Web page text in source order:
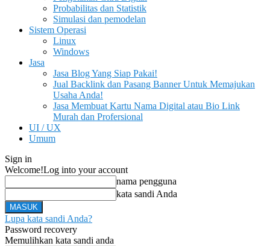
Probabilitas dan Statistik
Simulasi dan pemodelan
Sistem Operasi
Linux
Windows
Jasa
Jasa Blog Yang Siap Pakai!
Jual Backlink dan Pasang Banner Untuk Memajukan
Usaha Anda!
Jasa Membuat Kartu Nama Digital atau Bio Link
Murah dan Profersional
UI / UX
Umum
Sign in
Welcome!Log into your account
nama pengguna
kata sandi Anda
Lupa kata sandi Anda?
Password recovery
Memulihkan kata sandi anda